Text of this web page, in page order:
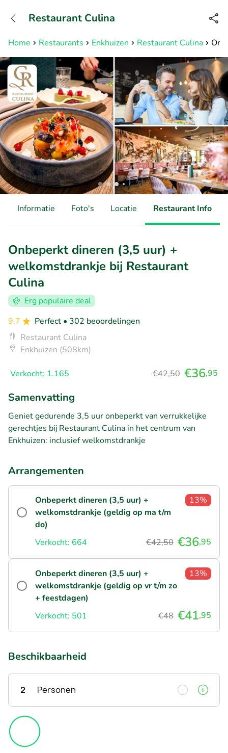
Bereikbaar tot 23:00 uur
Home Restaurants Enkhuizen Restaurant Culina
Restaurant Culina
Informatie Foto's Locatie Restaurant Info
Onbeperkt dineren (3,5 uur) +
welkomstdrankje bij Restaurant
Culina
Erg populaire deal
9.7
Perfect • 302 beoordelingen
Restaurant Culina
Enkhuizen (508km)
Verkocht: 1.165 €42,50 €36,95
Samenvatting
Geniet gedurende 3,5 uur onbeperkt van verrukkelijke
gerechtjes bij Restaurant Culina in het centrum van
Enkhuizen: inclusief welkomstdrankje
Arrangementen
Onbeperkt dineren (3,5 uur) +
welkomstdrankje (geldig op ma t/m
do)
13%
Verkocht: 664 €42,50 €36,95
Onbeperkt dineren (3,5 uur) +
welkomstdrankje (geldig op vr t/m zo
+ feestdagen)
13%
Verkocht: 501 €48 €41,95
Beschikbaarheid
2 Personen